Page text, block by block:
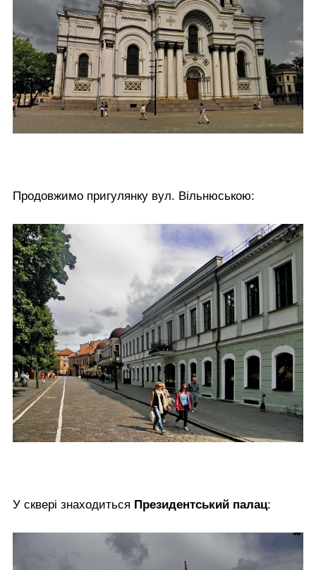
Продовжимо пригулянку вул. Вільнюською:
У сквері знаходиться Президентський палац: